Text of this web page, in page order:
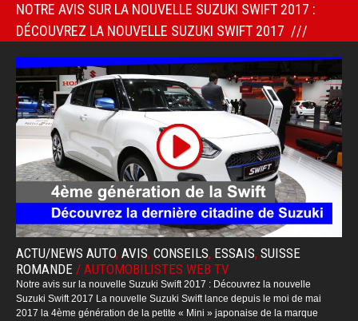
NOTRE AVIS SUR LA NOUVELLE SUZUKI SWIFT 2017 :
DÉCOUVREZ LA NOUVELLE SUZUKI SWIFT 2017
ACTU/NEWS AUTO, AVIS, CONSEILS, ESSAIS, SUISSE
ROMANDE / AUTOMOBILISTES WEB TV
Notre avis sur la nouvelle Suzuki Swift 2017 : Découvrez la nouvelle
Suzuki Swift 2017 La nouvelle Suzuki Swift lance depuis le moi de mai
2017 la 4ème génération de la petite « Mini » japonaise de la marque